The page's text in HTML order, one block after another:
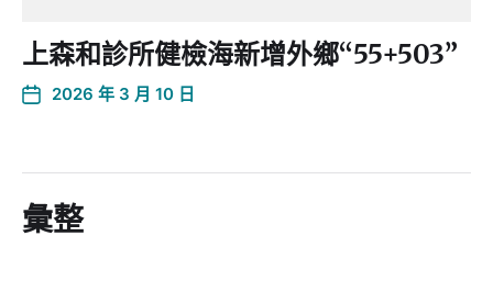
上森和診所健檢海新增外鄉“55+503”
2026 年 3 月 10 日
彙整